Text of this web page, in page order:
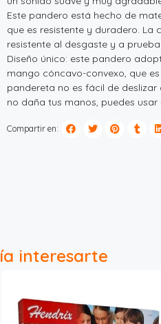
Este pandero está hecho de
que es resistente y duradero.
resistente al desgaste y a
Diseño único: este pandero
mango cóncavo-convexo, que
pandereta no es fácil de
no daña tus manos, puedes
Compartir en:
interesarte